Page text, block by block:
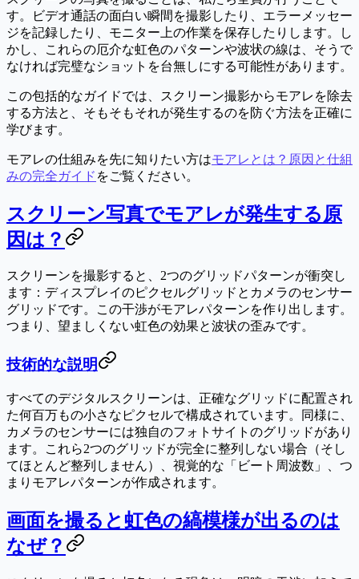
す。ビデオ通話の面白い瞬間を撮影したり、エラーメッセー
ジを記録したり、モニター上の作業を保存したりします。し
かし、これらの厄介な虹色のパターンや波状の線は、そうで
なければ完璧なショットを台無しにする可能性があります。
この包括的なガイドでは、スクリーン撮影からモアレを除去
する方法と、そもそもそれが発生するのを防ぐ方法を正確に
学びます。
モアレの仕組みを先に知りたい方はモアレとは？原因と仕組
みの完全ガイド をご覧ください。
スクリーン写真でモアレが発生する原
因は？
スクリーンを撮影すると、2つのグリッドパターンが衝突し
ます：ディスプレイのピクセルグリッドとカメラのセンサー
グリッドです。この干渉がモアレパターンを作り出します。
つまり、望ましくない虹色の効果と波状の歪みです。
技術的な説明
すべてのデジタルスクリーンは、正確なグリッドに配置され
た何百万もの小さなピクセルで構成されています。同様に、
カメラのセンサーには独自のフォトサイトのグリッドがあり
ます。これら2つのグリッドが完全に整列しない場合（そし
てほとんど整列しません）、視覚的な「ビート周波数」、つ
まりモアレパターンが作成されます。
画面を撮ると虹色の縞模様が出るのは
なぜ？